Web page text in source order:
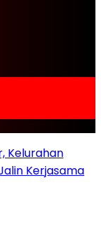
Kelurahan
Kerjasama